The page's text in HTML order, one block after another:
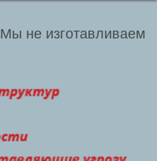
Мы не изготавливаем